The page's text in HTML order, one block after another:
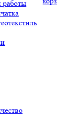
работы